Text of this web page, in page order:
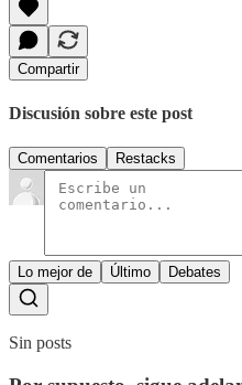
Compartir
Discusión sobre este post
Comentarios Restacks
Lo mejor de Último Debates
Sin posts